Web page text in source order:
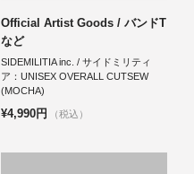
Official Artist Goods / バンドT
など
SIDEMILITIA inc. / サイドミリティ
ア：UNISEX OVERALL CUTSEW
(MOCHA)
¥4,990円 （税込）